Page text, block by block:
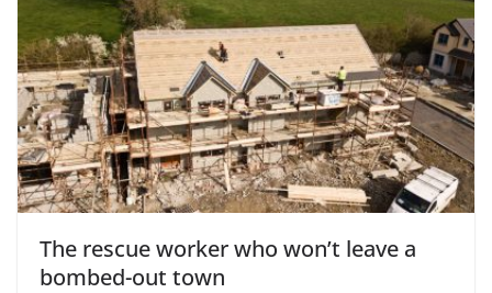
The rescue worker who won’t leave a
bombed-out town